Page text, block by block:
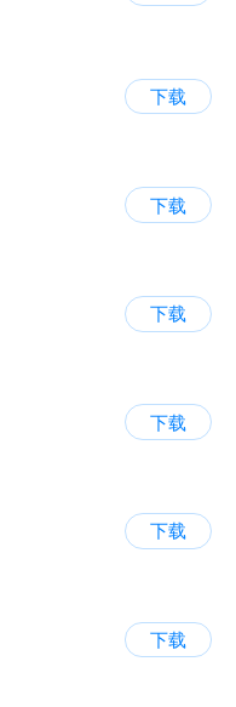
下载
下载
下载
下载
下载
下载